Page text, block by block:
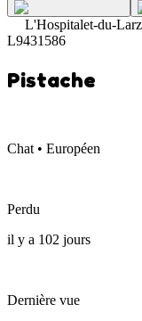
L'Hospitalet-du-
L9431586
Pistache
Chat • Européen
Perdu
il y a 102 jours
Dernière vue